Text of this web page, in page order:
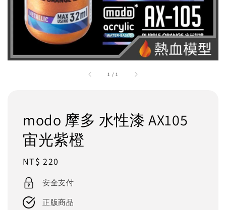
1 / 1
modo 摩多 水性漆 AX105
宙光紫橙
Regular
price
NT$ 220
安全支付
正版商品